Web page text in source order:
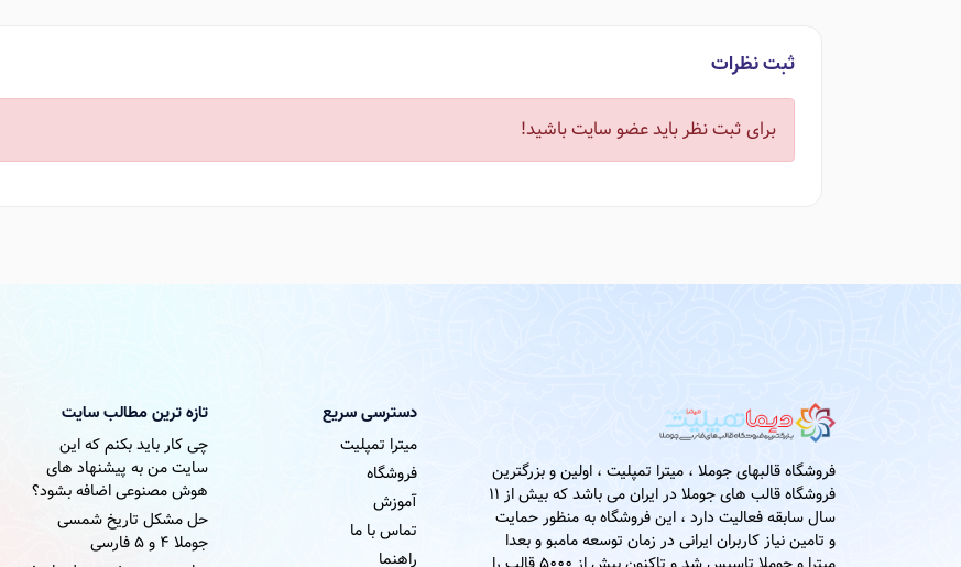
ثبت نظرات
برای ثبت نظر باید عضو سایت باشید!
فروشگاه قالبهای جوملا ، میترا تمپلیت ، اولین و بزرگترین
فروشگاه قالب های جوملا در ایران می باشد که بیش از 11
سال سابقه فعالیت دارد ، این فروشگاه به منظور حمایت
و تامین نیاز کاربران ایرانی در زمان توسعه مامبو و بعدا
دسترسی سریع
میترا تمپلیت
فروشگاه
آموزش
تماس با ما
راهنما
تازه ترین مطالب سایت
چی کار باید بکنم که این
سایت من به پیشنهاد های
هوش مصنوعی اضافه بشود؟
حل مشکل تاریخ شمسی
جوملا ۴ و ۵ فارسی